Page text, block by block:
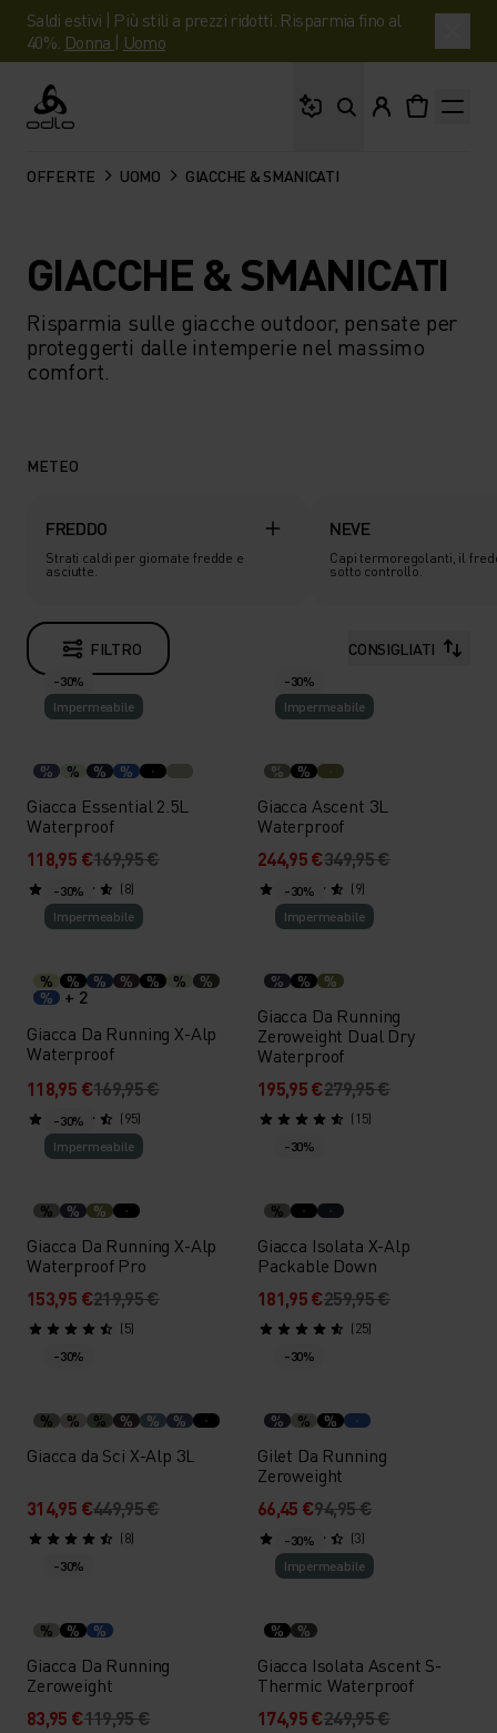
Saldi estivi | Più stili a prezzi ridotti. Risparmia fino al
40%. Donna | Uomo
Odlo
OFFERTE UOMO GIACCHE & SMANICATI
GIACCHE & SMANICATI
Risparmia sulle giacche outdoor, pensate per
proteggerti dalle intemperie nel massimo
comfort.
METEO
FREDDO
Strati caldi per giornate fredde e
asciutte.
NEVE
Capi termoregolanti, il
sotto controllo.
FILTRO CONSIGLIATI
-30%
Impermeabile
% % % %
Giacca Essential 2.5L
Waterproof
118,95 €169,95 €
(8)
-30%
Impermeabile
% %
Giacca Ascent 3L
Waterproof
244,95 €349,95 €
(9)
-30%
Impermeabile
% % % % % %
%
%
+ 2
Giacca Da Running X-Alp
Waterproof
118,95 €169,95 €
(95)
-30%
Impermeabile
% % %
Giacca Da Running
Zeroweight Dual Dry
Waterproof
195,95 €279,95 €
(15)
-30%
Impermeabile
% % %
Giacca Da Running X-Alp
Waterproof Pro
153,95 €219,95 €
(5)
-30%
%
Giacca Isolata X-Alp
Packable Down
181,95 €259,95 €
(25)
-30%
% % % % % %
Giacca da Sci X-Alp 3L
314,95 €449,95 €
(8)
-30%
% % %
Gilet Da Running
Zeroweight
66,45 €94,95 €
(3)
-30%
% % %
Giacca Da Running
Zeroweight
83,95 €119,95 €
-30%
Impermeabile
% %
Giacca Isolata Ascent S-
Thermic Waterproof
174,95 €249,95 €